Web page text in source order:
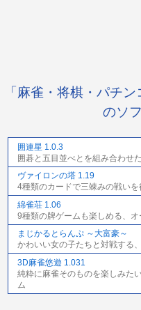
「麻雀・将棋・パチ
のソ
囲連星 1.0.3
囲碁と五目並べとを組み合わせ
ヴァイロンの塔 1.19
4種類のカードで三竦みの戦い
綿雀荘 1.06
9種類の牌ゲームも楽しめる、
まじかるとらんぷ ～大富豪～
かわいい女の子たちと対戦する
3D麻雀悠遊 1.031
純粋に麻雀そのものを楽しみた
ム